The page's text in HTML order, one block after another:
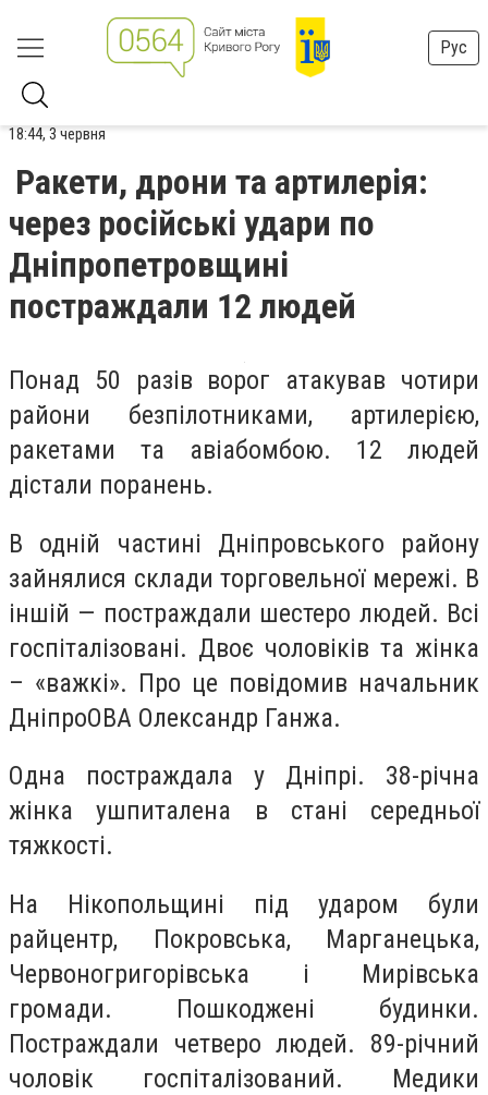
Рус
18:44, 3 червня
Ракети, дрони та артилерія:
через російські удари по
Дніпропетровщині
постраждали 12 людей
Понад 50 разів ворог атакував чотири
райони безпілотниками, артилерією,
ракетами та авіабомбою. 12 людей
дістали поранень.
В одній частині Дніпровського району
зайнялися склади торговельної мережі. В
іншій — постраждали шестеро людей. Всі
госпіталізовані. Двоє чоловіків та жінка
– «важкі». Про це повідомив начальник
ДніпроОВА Олександр Ганжа.
Одна постраждала у Дніпрі. 38-річна
жінка ушпиталена в стані середньої
тяжкості.
На Нікопольщині під ударом були
райцентр, Покровська, Марганецька,
Червоногригорівська і Мирівська
громади. Пошкоджені будинки.
Постраждали четверо людей. 89-річний
чоловік госпіталізований. Медики